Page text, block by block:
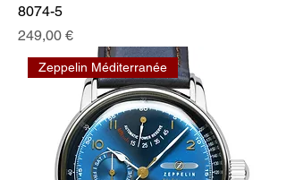
8074-5
Prix
249,00 €
Zeppelin Méditerranée